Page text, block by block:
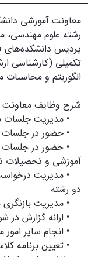
معاونت آموزشی
رشته علوم مهندسی،
پردیس
تکمیلی (کارشناسی
الگوریتم و
شرح وظایف معاونت
• مدیریت جلسات
• حضور در
• حضور در جلسات
آموزشی و تحصیلات
• مدیریت
دو رشته
• مدیریت بازنگری
• ارائه گزارش در
• انجام سایر
• تعیین برنامه